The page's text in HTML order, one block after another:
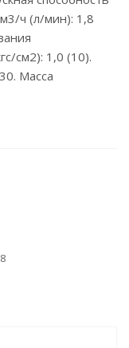
ч (л/мин): 1,8
см2): 1,0 (10).
Масса